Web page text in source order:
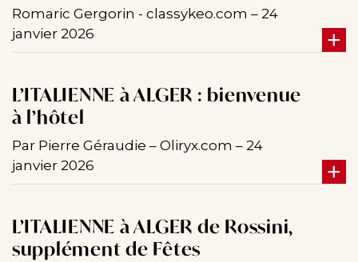
Romaric Gergorin - classykeo.com – 24
janvier 2026
L’ITALIENNE à ALGER : bienvenue
à l’hôtel
Par Pierre Géraudie – Oliryx.com – 24
janvier 2026
L’ITALIENNE à ALGER de Rossini,
supplément de Fêtes